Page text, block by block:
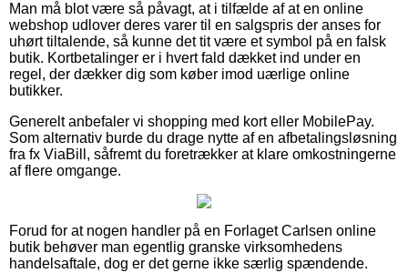
Man må blot være så påvagt, at i tilfælde af at en online
webshop udlover deres varer til en salgspris der anses for
uhørt tiltalende, så kunne det tit være et symbol på en falsk
butik. Kortbetalinger er i hvert fald dækket ind under en
regel, der dækker dig som køber imod uærlige online
butikker.
Generelt anbefaler vi shopping med kort eller MobilePay.
Som alternativ burde du drage nytte af en afbetalingsløsning
fra fx ViaBill, såfremt du foretrækker at klare omkostningerne
af flere omgange.
Forud for at nogen handler på en Forlaget Carlsen online
butik behøver man egentlig granske virksomhedens
handelsaftale, dog er det gerne ikke særlig spændende.